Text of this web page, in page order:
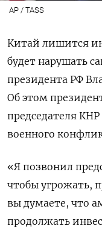
AP / TASS
Китай лишится
будет нарушать
президента РФ
Об этом
председателя
военного
«Я позвонил
чтобы угрожать,
вы думаете, что
продолжать